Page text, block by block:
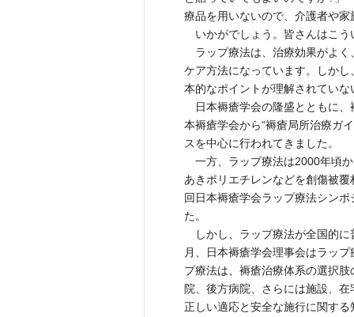
療品を用いないので、介護者や
いかがでしょう。皆さんはこう
ラップ療法は、治療効果がよく
ケア方法になっています。しか
本的なポイントが理解されてい
日本褥瘡学会の隆盛とともに、
本褥瘡学会から“褥瘡局所治療ガ
スを中心に行われてきました。
一方、ラップ療法は2000年頃
あきポリエチレンなどを創傷被
回日本褥瘡学会ラップ療法シン
た。
しかし、ラップ療法が全国的に
月、日本褥瘡学会理事会はラッ
プ療法は、褥瘡治療体系の選択
院、後方病院、さらには施設、
正しい適応と安全な施行に関す